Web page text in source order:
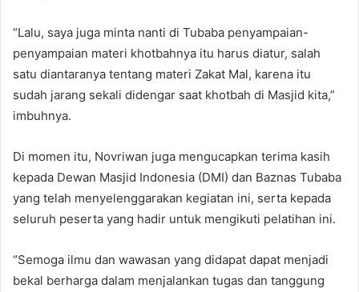
“Lalu, saya juga minta nanti di Tubaba penyampaian-
penyampaian materi khotbahnya itu harus diatur, salah
satu diantaranya tentang materi Zakat Mal, karena itu
sudah jarang sekali didengar saat khotbah di Masjid kita,”
imbuhnya.
Di momen itu, Novriwan juga mengucapkan terima kasih
kepada Dewan Masjid Indonesia (DMI) dan Baznas Tubaba
yang telah menyelenggarakan kegiatan ini, serta kepada
seluruh peserta yang hadir untuk mengikuti pelatihan ini.
“Semoga ilmu dan wawasan yang didapat dapat menjadi
bekal berharga dalam menjalankan tugas dan tanggung